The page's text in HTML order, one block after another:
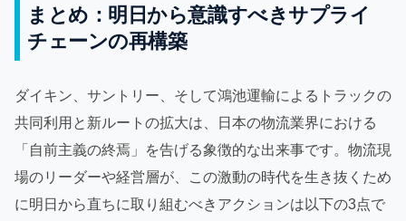
まとめ：明日から意識すべきサプライ
チェーンの再構築
ダイキン、サントリー、そして鴻池運輸によるトラックの
共同利用と新ルートの拡大は、日本の物流業界における
「自前主義の終焉」を告げる象徴的な出来事です。物流現
場のリーダーや経営層が、この激動の時代を生き抜くため
に明日から直ちに取り組むべきアクションは以下の3点で